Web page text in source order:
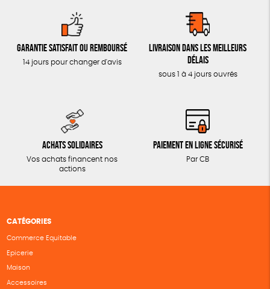
Garantie satisfait ou remboursé
14 jours pour changer d'avis
Livraison dans les meilleurs
délais
sous 1 à 4 jours ouvrés
Achats solidaires
Vos achats financent nos
actions
Paiement en ligne sécurisé
Par CB
CATÉGORIES
Commerce Equitable
Epicerie
Maison
Accessoires